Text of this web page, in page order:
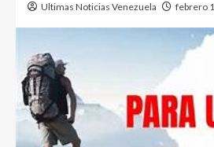
Ultimas Noticias Venezuela febrero